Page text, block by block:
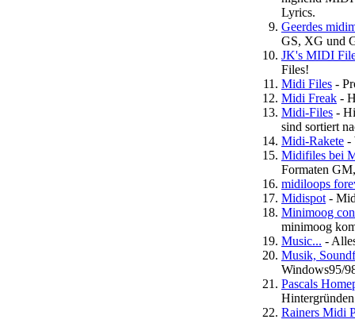
Lyrics.
Geerdes
GS, XG und
JK's MIDI
Files!
Midi Files -
Midi Freak -
Midi-Files -
sind sortiert
Midi-Rakete -
Midifiles bei
Formaten
midiloops
Midispot -
Minimoog
minimoog
Music... -
Musik,
Windows95/
Pascals
Rainers Midi